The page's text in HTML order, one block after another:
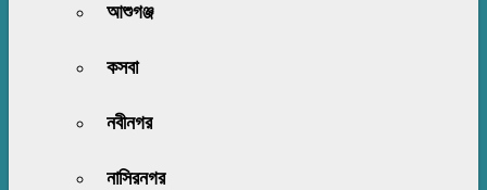
আশুগঞ্জ
কসবা
নবীনগর
নাসিরনগর